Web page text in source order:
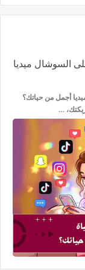
السوشال ميديا
أجمل من حياتك؟
…